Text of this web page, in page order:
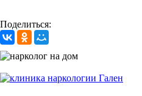
Поделиться: